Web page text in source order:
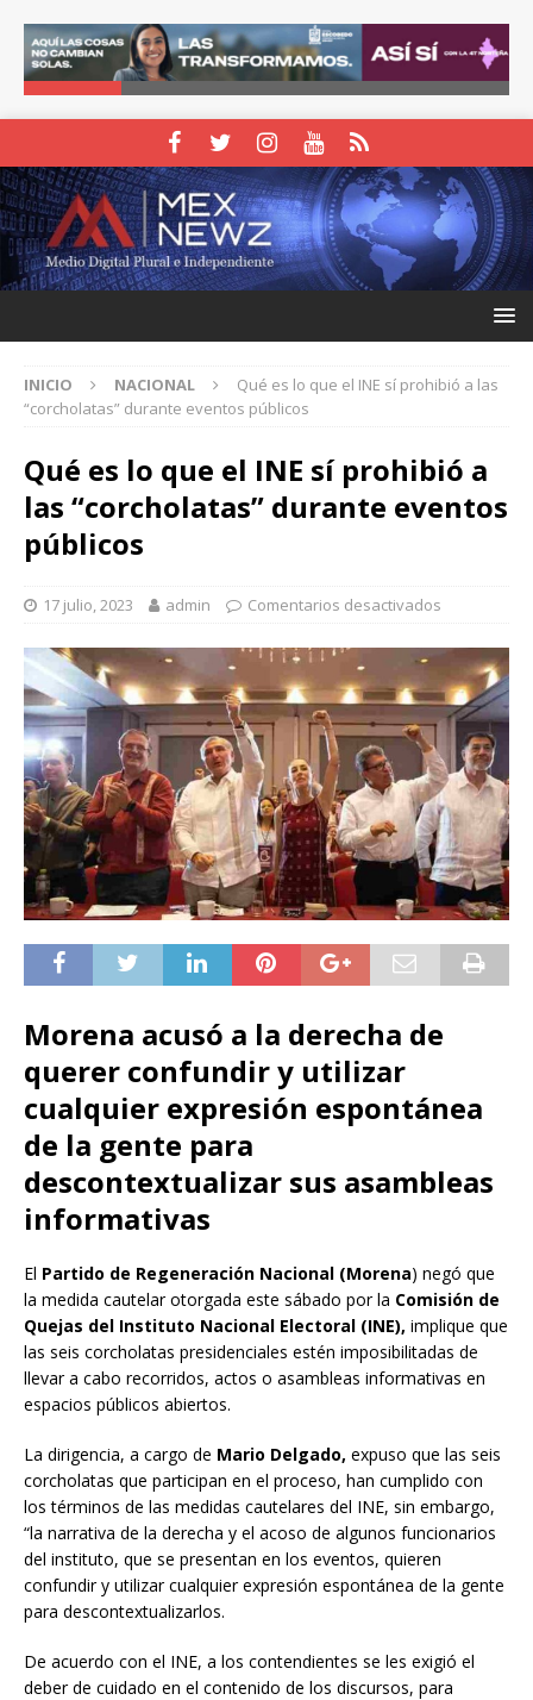
INICIO NACIONAL
Qué es lo que el INE sí prohibió a las
“corcholatas” durante eventos públicos
Qué es lo que el INE sí prohibió a
las “corcholatas” durante eventos
públicos
17 julio, 2023 admin Comentarios desactivados
Morena acusó a la derecha de
querer confundir y utilizar
cualquier expresión espontánea
de la gente para
descontextualizar sus asambleas
informativas
El Partido de Regeneración Nacional (Morena) negó que
la medida cautelar otorgada este sábado por la Comisión de
Quejas del Instituto Nacional Electoral (INE), implique que
las seis corcholatas presidenciales estén imposibilitadas de
llevar a cabo recorridos, actos o asambleas informativas en
espacios públicos abiertos.
La dirigencia, a cargo de Mario Delgado, expuso que las seis
corcholatas que participan en el proceso, han cumplido con
los términos de las medidas cautelares del INE, sin embargo,
“la narrativa de la derecha y el acoso de algunos funcionarios
del instituto, que se presentan en los eventos, quieren
confundir y utilizar cualquier expresión espontánea de la gente
para descontextualizarlos.
De acuerdo con el INE, a los contendientes se les exigió el
deber de cuidado en el contenido de los discursos, para